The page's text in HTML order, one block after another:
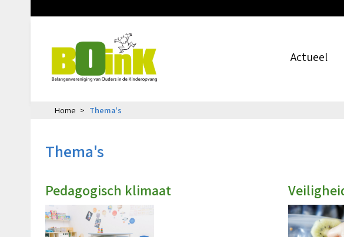
Actueel
Home Thema's
Thema's
Pedagogisch klimaat